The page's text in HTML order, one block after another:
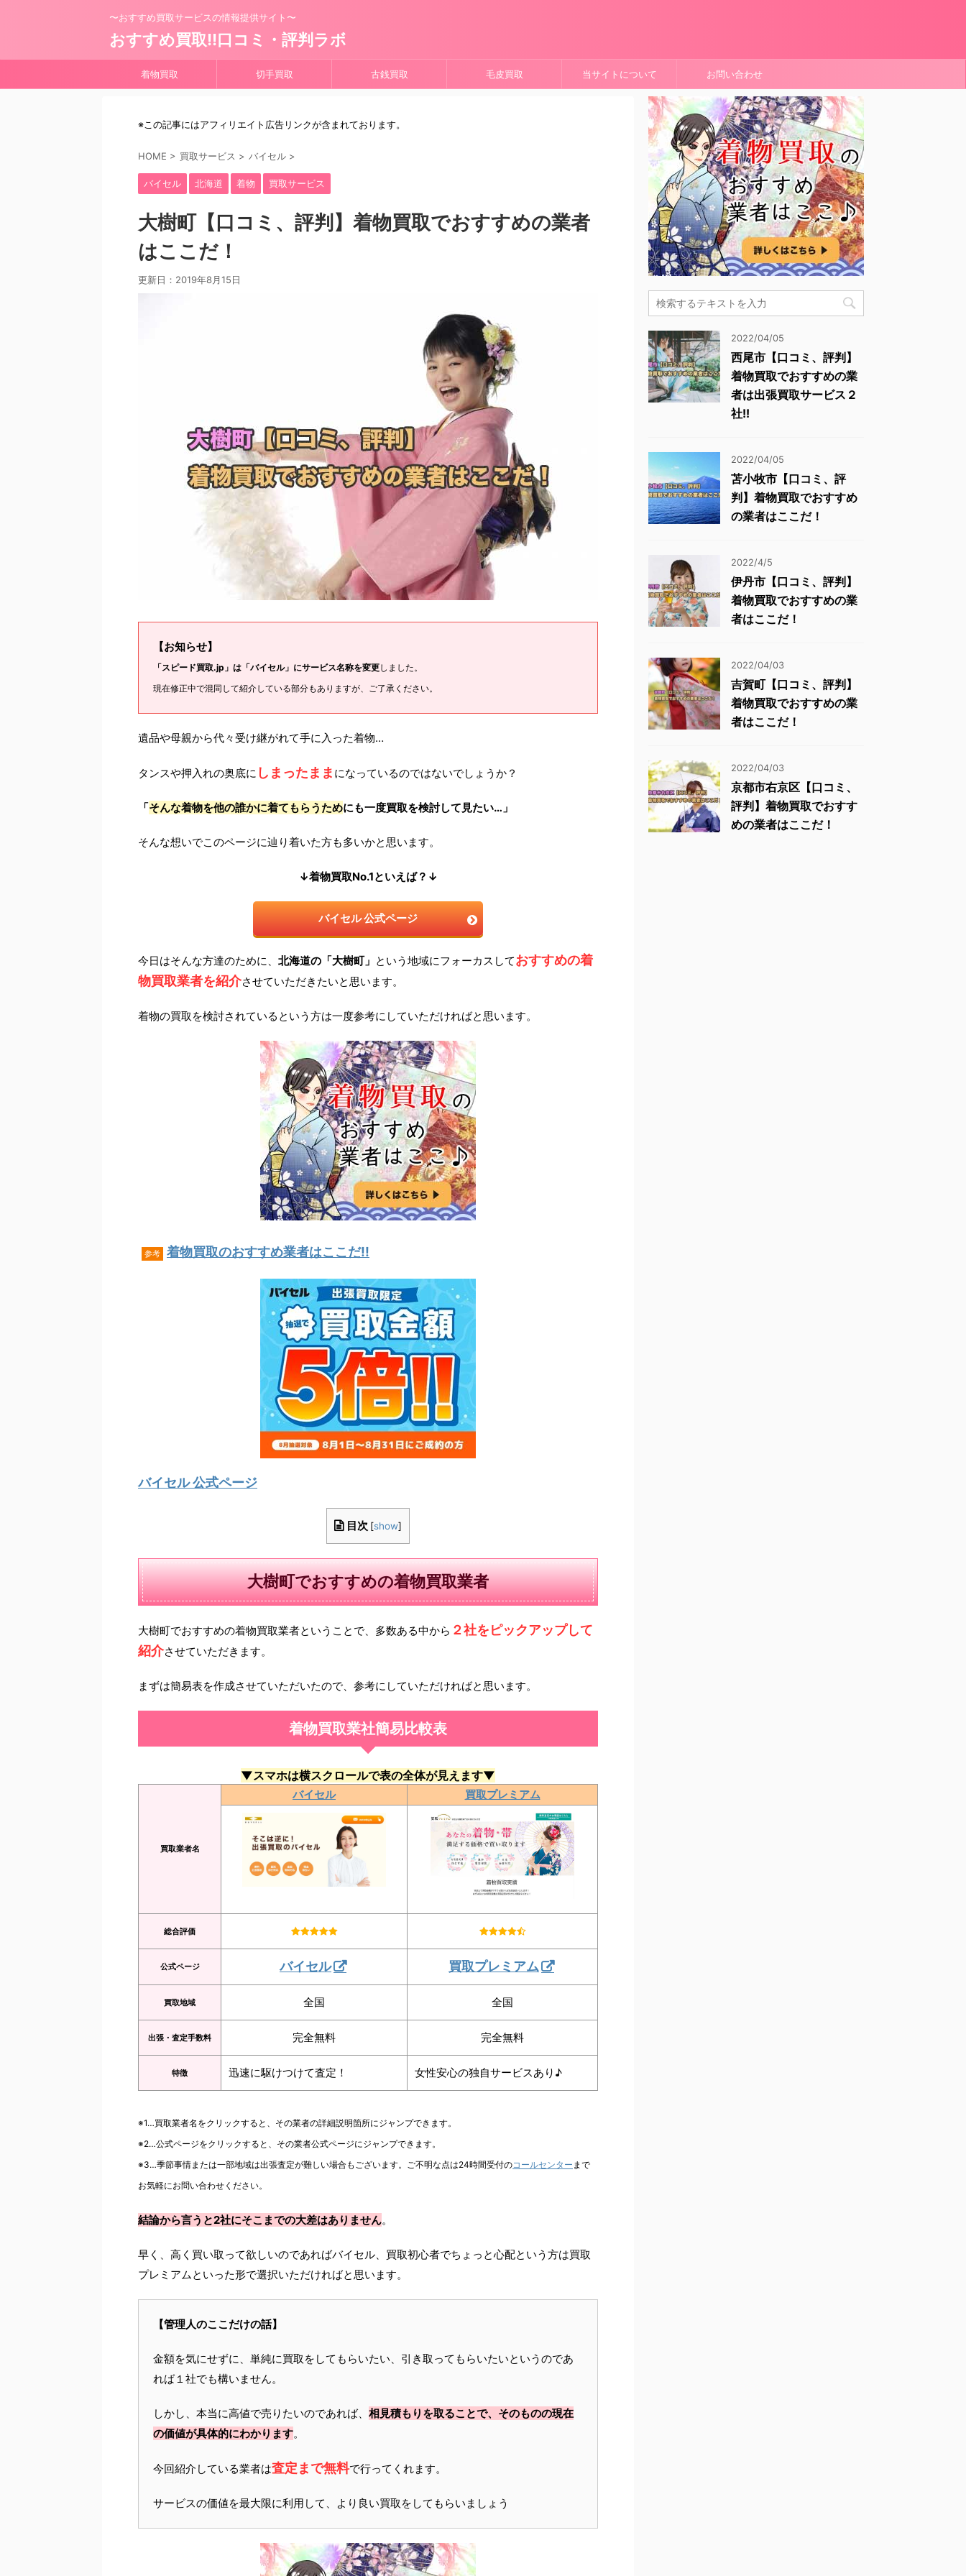
〜おすすめ買取サービスの情報提供サイト〜
おすすめ買取!!口コミ・評判ラボ
着物買取 切手買取 古銭買取 毛皮買取 当サイトについて お問い合わせ
※この記事にはアフィリエイト広告リンクが含まれております。
HOME > 買取サービス > バイセル >
バイセル 北海道 着物 買取サービス
大樹町【口コミ、評判】着物買取でおすすめの業者
はここだ！
更新日： 2019年8月15日
【お知らせ】
「スピード買取.jp」は「バイセル」にサービス名称を変更しました。
現在修正中で混同して紹介している部分もありますが、ご了承ください。
遺品や母親から代々受け継がれて手に入った着物…
タンスや押入れの奥底に しまったまま になっているのではないでしょうか？
「そんな着物を他の誰かに着てもらうためにも一度買取を検討して見たい…」
そんな想いでこのページに辿り着いた方も多いかと思います。
↓着物買取No.1といえば？↓
バイセル 公式ページ
今日はそんな方達のために、 北海道の「大樹町」 という地域にフォーカスしておすすめの着
物買取業者を紹介させていただきたいと思います。
着物の買取を検討されているという方は一度参考にしていただければと思います。
参考 着物買取のおすすめ業者はここだ!!
バイセル 公式ページ
目次 [show]
大樹町でおすすめの着物買取業者
大樹町でおすすめの着物買取業者ということで、多数ある中から ２社をピックアップして
紹介させていただきます。
まずは簡易表を作成させていただいたので、参考にしていただければと思います。
着物買取業社簡易比較表
▼スマホは横スクロールで表の全体が見えます▼
買取業者名
バイセル 買取プレミアム
総合評価
公式ページ バイセル 買取プレミアム
買取地域 全国 全国
出張・査定手数料 完全無料 完全無料
特徴 迅速に駆けつけて査定！ 女性安心の独自サービスあり♪
※1…買取業者名をクリックすると、その業者の詳細説明箇所にジャンプできます。
※2…公式ページをクリックすると、その業者公式ページにジャンプできます。
※3…季節事情または一部地域は出張査定が難しい場合もございます。ご不明な点は24時間受付のコールセンター まで
お気軽にお問い合わせください。
結論から言うと2社にそこまでの大差はありません。
早く、高く買い取って欲しいのであればバイセル、買取初心者でちょっと心配という方は買取
プレミアムといった形で選択いただければと思います。
【管理人のここだけの話】
金額を気にせずに、単純に買取をしてもらいたい、引き取ってもらいたいというのであ
れば１社でも構いません。
しかし、本当に高値で売りたいのであれば、 相見積もりを取ることで、そのものの現在
の価値が具体的にわかります。
今回紹介している業者は査定まで無料で行ってくれます。
サービスの価値を最大限に利用して、より良い買取をしてもらいましょう
2022/04/05
西尾市【口コミ、評判】
着物買取でおすすめの業
者は出張買取サービス２
社!!
2022/04/05
苫小牧市【口コミ、評
判】着物買取でおすすめ
の業者はここだ！
2022/4/5
伊丹市【口コミ、評判】
着物買取でおすすめの業
者はここだ！
2022/04/03
吉賀町【口コミ、評判】
着物買取でおすすめの業
者はここだ！
2022/04/03
京都市右京区【口コミ、
評判】着物買取でおすす
めの業者はここだ！